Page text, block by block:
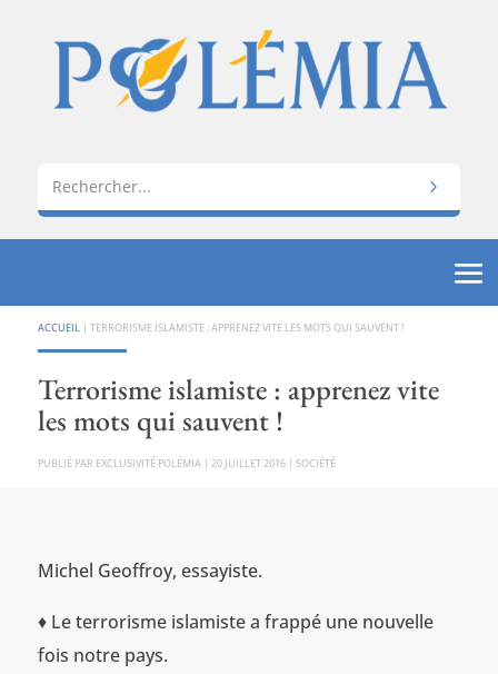
ACCUEIL | TERRORISME ISLAMISTE : APPRENEZ VITE LES MOTS QUI SAUVENT !
Terrorisme islamiste : apprenez vite
les mots qui sauvent !
PAR EXCLUSIVITÉ POLÉMIA | 20 JUILLET 2016| SOCIÉTÉ
Michel Geoffroy, essayiste.
♦ Le terrorisme islamiste a frappé une nouvelle
fois notre pays.